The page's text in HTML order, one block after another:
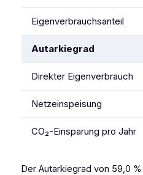
Eigenverbrauchsanteil
Autarkiegrad
Direkter Eigenverbrauch
Netzeinspeisung
CO₂-Einsparung pro Jahr
Der Autarkiegrad von 59,0